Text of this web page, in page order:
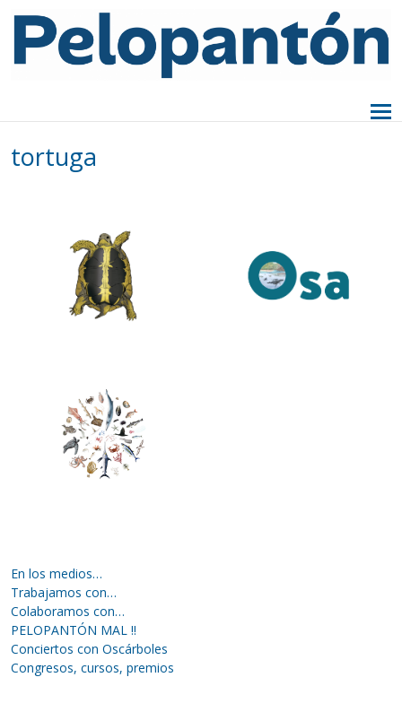
tortuga
En los medios…
Trabajamos con…
Colaboramos con…
PELOPANTÓN MAL !!
Conciertos con Oscárboles
Congresos, cursos, premios